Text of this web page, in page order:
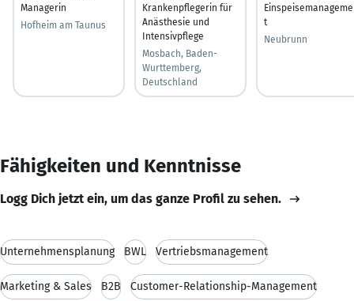
Managerin
Hofheim am Taunus
Krankenpflegerin für
Anästhesie und
Intensivpflege
Mosbach, Baden-
Wurttemberg,
Deutschland
t
Neubrunn
Fähigkeiten und Kenntnisse
Logg Dich jetzt ein, um das ganze Profil zu sehen.
Unternehmensplanung BWL Vertriebsmanagement
Marketing & Sales B2B Customer-Relationship-Management